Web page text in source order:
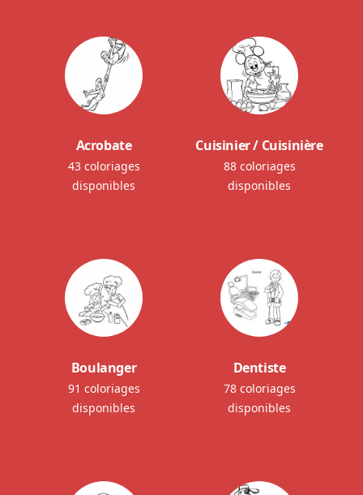
Acrobate
43 coloriages
disponibles
Cuisinier / Cuisinière
88 coloriages
disponibles
Boulanger
91 coloriages
disponibles
Dentiste
78 coloriages
disponibles